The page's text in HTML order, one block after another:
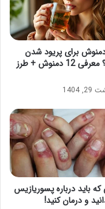
برای پریود شدن
چیست؟ معرفی 12 دمنوش + طرز
1404
باید درباره پسوریازیس
و درمان کنید!